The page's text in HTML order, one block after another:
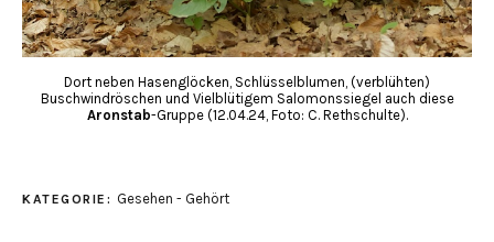
Dort neben Hasenglöcken, Schlüsselblumen, (verblühten)
Buschwindröschen und Vielblütigem Salomonssiegel auch diese
Aronstab-Gruppe (12.04.24, Foto: C. Rethschulte).
KATEGORIE: Gesehen - Gehört